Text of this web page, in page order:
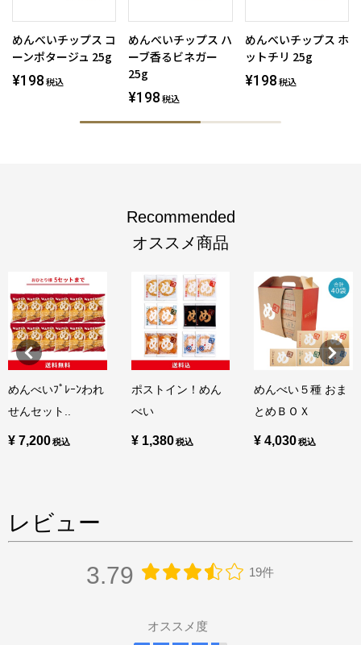
めんべいチップス コ
ーンポタージュ 25g
¥198 税込
めんべいチップス ハ
ーブ香るビネガー
25g
¥198 税込
めんべいチップス ホ
ットチリ 25g
¥198 税込
Recommended
オススメ商品
めんべいﾌﾟﾚｰﾝわれ
せんセット..
¥ 7,200
ポストイン！めん
べい
¥ 1,380
めんべい５種 おま
とめＢＯＸ
¥ 4,030
レビュー
3.79 19件
オススメ度